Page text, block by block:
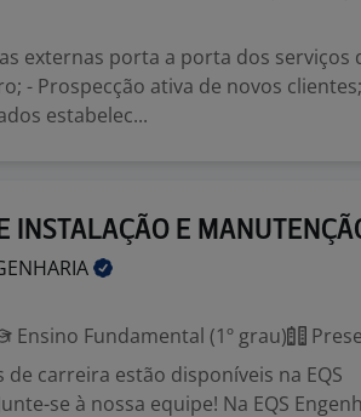
externas porta a porta dos serviços
- Prospecção ativa de novos
estabelec...
INSTALAÇÃO E
Ensino Fundamental (1º grau)
carreira estão disponíveis na EQS
se à nossa equipe! Na EQS